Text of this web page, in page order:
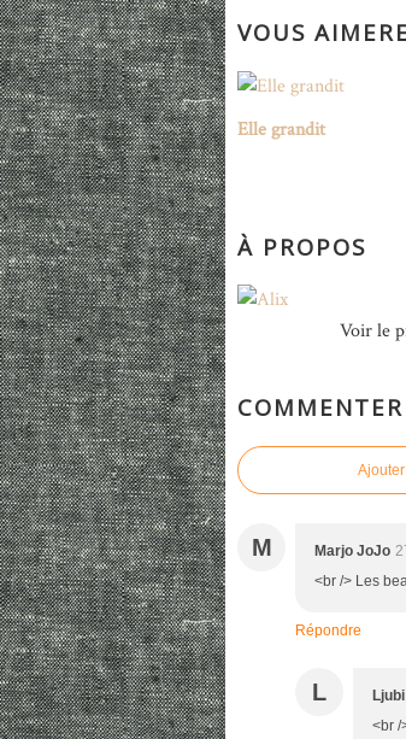
VOUS
Elle grandit
À PROPOS
Voir le
M Marjo JoJo
<br /> Les
Répondre
L Ljubi
<br /